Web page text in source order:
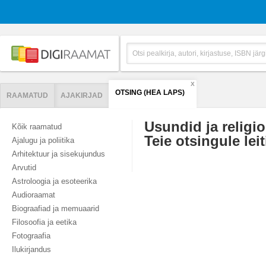
RAAMATUD AJAKIRJAD OTSING (HEA LAPS)
X
Kõik raamatud
Ajalugu ja poliitika
Arhitektuur ja sisekujundus
Arvutid
Astroloogia ja esoteerika
Audioraamat
Biograafiad ja memuaarid
Filosoofia ja eetika
Fotograafia
Ilukirjandus
Usundid ja
Teie otsingule